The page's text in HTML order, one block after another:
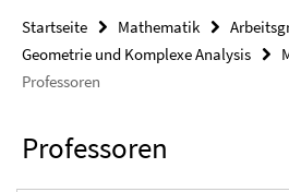
Startseite Mathematik
Geometrie und Komplexe Analysis
Professoren
Professoren